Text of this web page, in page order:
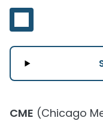
CME (Chicago